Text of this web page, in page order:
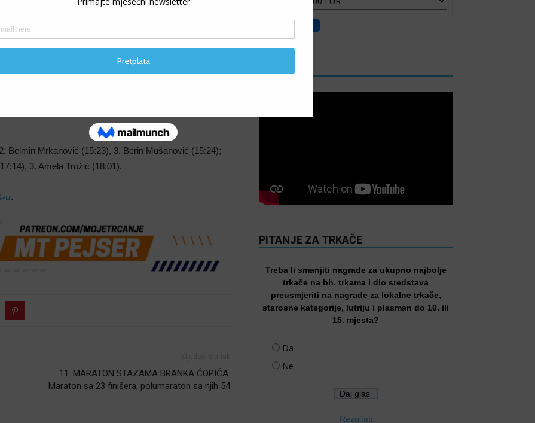
je zamišljena kao mjesto okupljanja rekreativaca
opreme i trkačkih rekvizita je napravljen od recikliranih ili
Belmin Mrkanović (15:23), 3. Berin Mušanović (15:24);
3. Amela Trožić (18:01).
u.
11. MARATON STAZAMA BRANKA ĆOPIĆA:
Maraton sa 23 finišera, polumaraton sa njih 54
PITANJE ZA TRKAČE
Treba li smanjiti nagrade za ukupno najbolje
trkače na bh. trkama i dio sredstava
preusmjeriti na nagrade za lokalne trkače,
starosne kategorije, lutriju i plasman do 10. ili
15. mjesta?
Da
Ne
Rezultati